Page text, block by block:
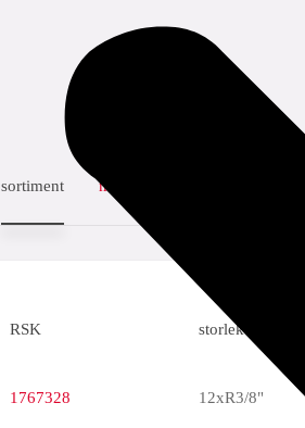
sortiment mått
RSK storlek
1767328 12xR3/8"